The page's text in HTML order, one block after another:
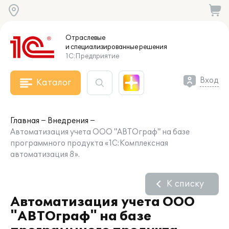
Отраслевые
и специализированныерешения
1С:Предприятие
Каталог Вход
Главная
Внедрения
Автоматизация учета ООО "АВТОграф" на базе
программного продукта «1С:Комплексная
автоматизация 8».
Автоматизация учета ООО
"АВТОграф" на базе
К списку